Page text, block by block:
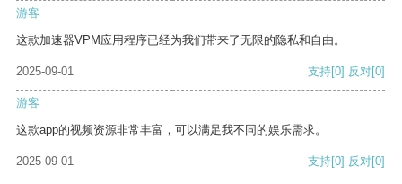
游客
这款加速器VPM应用程序已经为我们带来了无限的隐私和自由。
2025-09-01 支持[0] 反对[0]
游客
这款app的视频资源非常丰富，可以满足我不同的娱乐需求。
2025-09-01 支持[0] 反对[0]